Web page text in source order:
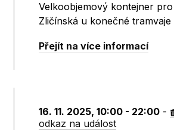
Velkoobjemový kontejner
Zličínská u konečné tramvaje
Přejít na více informací
16. 11. 2025, 10:00 - 22:00 -
odkaz na událost